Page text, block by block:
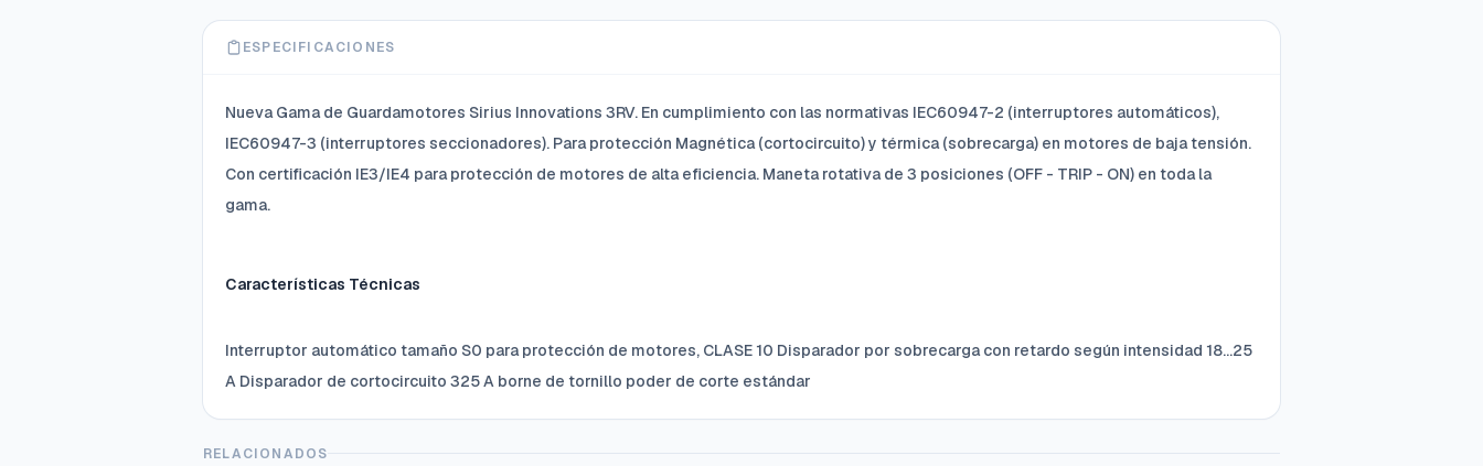
ESPECIFICACIONES
Nueva Gama de Guardamotores Sirius Innovations 3RV. En cumplimiento con las normativas IEC60947-2 (interruptores automáticos),
IEC60947-3 (interruptores seccionadores). Para protección Magnética (cortocircuito) y térmica (sobrecarga) en motores de baja tensión.
Con certificación IE3/IE4 para protección de motores de alta eficiencia. Maneta rotativa de 3 posiciones (OFF - TRIP - ON) en toda la
gama.
Características Técnicas
Interruptor automático tamaño S0 para protección de motores, CLASE 10 Disparador por sobrecarga con retardo según intensidad 18...25
A Disparador de cortocircuito 325 A borne de tornillo poder de corte estándar
RELACIONADOS